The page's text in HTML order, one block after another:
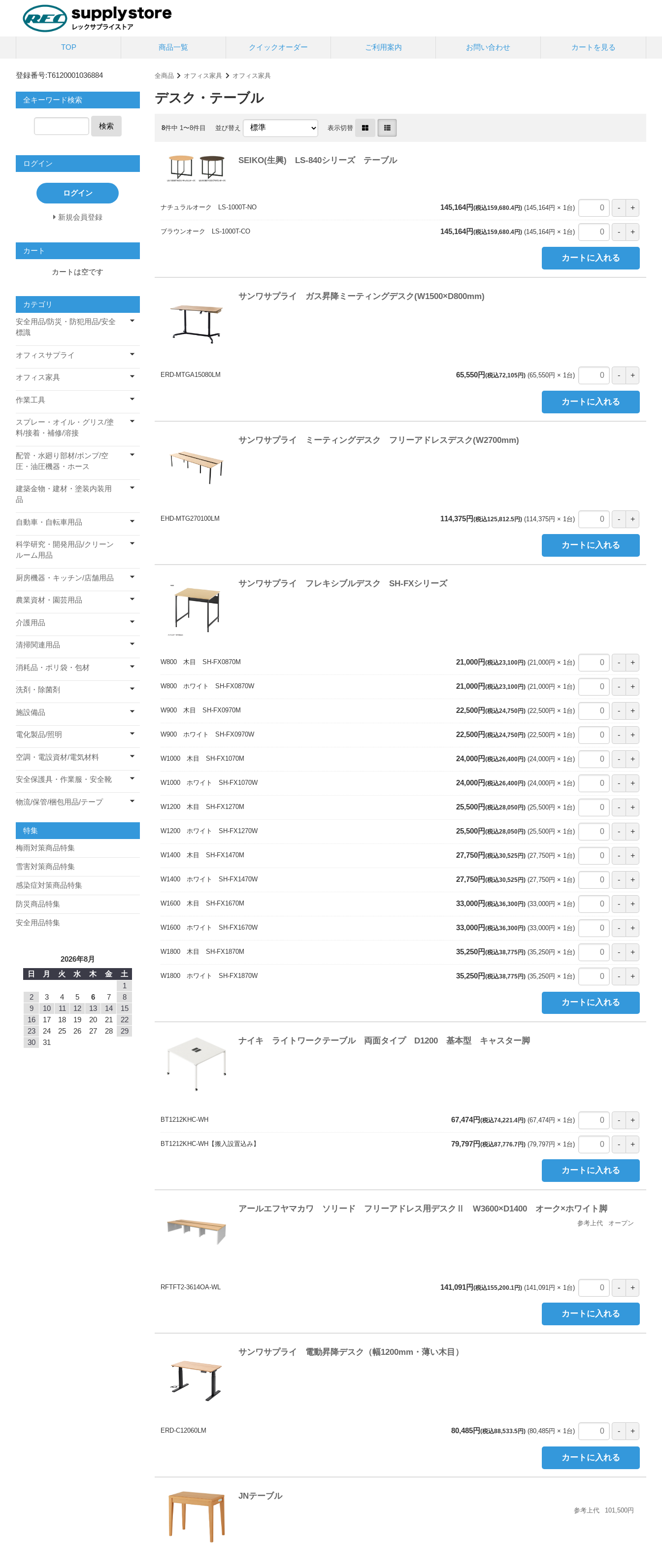
TOP 商品一覧 クイックオーダー ご利用案内 お問い合わせ カートを見る
全商品 オフィス家具 オフィス家具
デスク・テーブル
8件中 1〜8件目 並び替え 表示切替
SEIKO(生興) LS-840シリーズ テーブル
ナチュラルオーク LS-1000T-NO 145,164円(税込159,680.4円) 145,164円 1台
ブラウンオーク LS-1000T-CO 145,164円(税込159,680.4円) 145,164円 1台
カートに入れる
サンワサプライ ガス昇降ミーティングデスク(W1500×D800mm)
ERD-MTGA15080LM 65,550円(税込72,105円) 65,550円 1台
カートに入れる
サンワサプライ ミーティングデスク フリーアドレスデスク(W2700mm)
EHD-MTG270100LM 114,375円(税込125,812.5円) 114,375円 1 台
カートに入れる
サンワサプライ フレキシブルデスク SH-FXシリーズ
W800 木目 SH-FX0870M 21,000円(税込23,100円) 21,000円 1台
W800 ホワイト SH-FX0870W 21,000円(税込23,100円) 21,000円 1台
W900 木目 SH-FX0970M 22,500円(税込24,750円) 22,500円 1台
W900 ホワイト SH-FX0970W 22,500円(税込24,750円) 22,500円 1台
W1000 木目 SH-FX1070M 24,000円(税込26,400円) 24,000円 1台
W1000 ホワイト SH-FX1070W 24,000円(税込26,400円) 24,000円 1台
W1200 木目 SH-FX1270M 25,500円(税込28,050円) 25,500円 1台
W1200 ホワイト SH-FX1270W 25,500円(税込28,050円) 25,500円 1台
W1400 木目 SH-FX1470M 27,750円(税込30,525円) 27,750円 1台
W1400 ホワイト SH-FX1470W 27,750円(税込30,525円) 27,750円 1台
W1600 木目 SH-FX1670M 33,000円(税込36,300円) 33,000円 1台
W1600 ホワイト SH-FX1670W 33,000円(税込36,300円) 33,000円 1台
W1800 木目 SH-FX1870M 35,250円(税込38,775円) 35,250円 1台
W1800 ホワイト SH-FX1870W 35,250円(税込38,775円) 35,250円 1台
カートに入れる
ナイキ ライトワークテーブル 両面タイプ D1200 基本型 キャスター脚
BT1212KHC-WH 67,474円(税込74,221.4円) 67,474円 1 台
BT1212KHC-WH【搬入設置込み】 79,797円(税込87,776.7円) 79,797円 1 台
カートに入れる
アールエフヤマカワ ソリード フリーアドレス用デスクⅡ W3600×D1400 オーク×ホワイト脚
参考上代 オープン
RFTFT2-3614OA-WL 141,091円(税込155,200.1円) 141,091円 1 台
カートに入れる
サンワサプライ 電動昇降デスク（幅1200mm・薄い木目）
ERD-C12060LM 80,485円(税込88,533.5円) 80,485円 1台
カートに入れる
JNテーブル
参考上代 101,500円
登録番号:T6120001036884
全キーワード検索
検索
ログイン
ログイン
新規会員登録
カート
カートは空です
カテゴリ
安全用品/防災・防犯用品/安全
標識
オフィスサプライ
オフィス家具
作業工具
スプレー・オイル・グリス/塗
料/接着・補修/溶接
配管・水廻り部材/ポンプ/空
圧・油圧機器・ホース
建築金物・建材・塗装内装用
品
自動車・自転車用品
科学研究・開発用品/クリーン
ルーム用品
厨房機器・キッチン/店舗用品
農業資材・園芸用品
介護用品
清掃関連用品
消耗品・ポリ袋・包材
洗剤・除菌剤
施設備品
電化製品/照明
空調・電設資材/電気材料
安全保護具・作業服・安全靴
物流/保管/梱包用品/テープ
特集
梅雨対策商品特集
雪害対策商品特集
感染症対策商品特集
防災商品特集
安全用品特集
2026年8月
日
月 火 水 木 金
土
1
2
3 4 5 6 7
8
9
10 11 12 13 14
15
16
17 18 19 20 21
22
23
24 25 26 27 28
29
30
31